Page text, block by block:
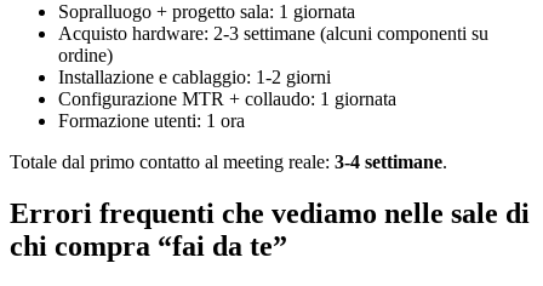
Sopralluogo + progetto sala: 1 giornata
Acquisto hardware: 2-3 settimane (alcuni componenti su
ordine)
Installazione e cablaggio: 1-2 giorni
Configurazione MTR + collaudo: 1 giornata
Formazione utenti: 1 ora
Totale dal primo contatto al meeting reale: 3-4 settimane.
Errori frequenti che vediamo nelle sale di
chi compra “fai da te”